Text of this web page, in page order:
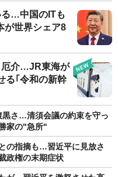
る…中国のITも
が世界シェア8
厄介…JR東海が
る｢令和の新幹
黒さ…清須会議の約束を守っ
家の"急所"
の指摘も…習近平に見放さ
政権の末期症状